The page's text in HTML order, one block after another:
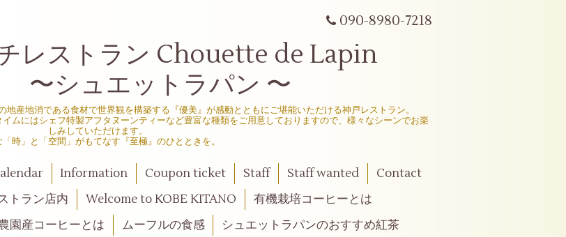
090-8980-7218
レストラン Chouette de Lapin
エットラパン 〜
産地消である食材で世界観を構築する『優美』が感動とともにご堪能いただける神戸レストラン。
ムにはシェフ特製アフタヌーンティーなど豊富な種類をご用意しておりますので、様々なシーンでお楽
しみしていただけます。
時」と「空間」がもてなす『至極』のひとときを。
Information Coupon ticket Staff Staff wanted
Contact
トラン店内 Welcome to KOBE KITANO
有機栽培コーヒーとは
園産コーヒーとは
ムーフルの食感
シュエットラパンのおすすめ紅茶